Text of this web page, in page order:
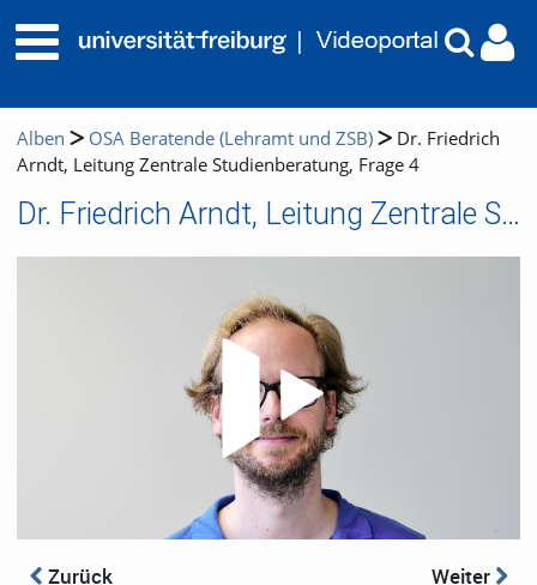
Alben OSA Beratende (Lehramt und ZSB)
Dr. Friedrich
Arndt, Leitung Zentrale Studienberatung, Frage 4
Dr. Friedrich Arndt, Leitung Zentrale Studienberatung, Frage 4
Zurück Weiter